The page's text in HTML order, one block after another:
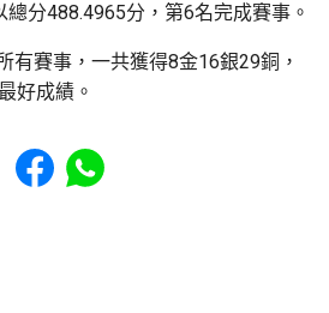
分488.4965分，第6名完成賽事。
有賽事，一共獲得8金16銀29銅，
好成績。
Share to Facebook
Share to WhatsApp